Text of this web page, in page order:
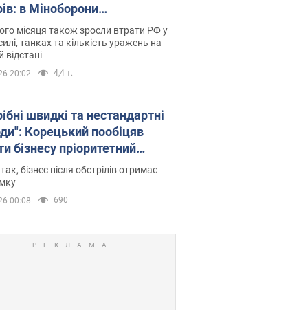
в Міноборони
статистику
місяця також зросли втрати РФ у
танках та кількість уражень на
відстані
20:02 4,4 т.
швидкі та нестандартні
Корецький пообіцяв
бізнесу пріоритетний
до наявних складських
бізнес після обстрілів отримає
00:08 690